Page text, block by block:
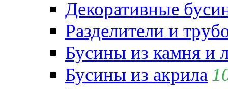
Декоративные
Разделители и
Бусины из камня и
Бусины из акрила